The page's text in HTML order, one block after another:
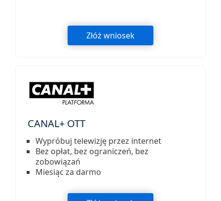
Złóż wniosek
CANAL+ OTT
Wypróbuj telewizję przez internet
Bez opłat, bez ograniczeń, bez
zobowiązań
Miesiąc za darmo